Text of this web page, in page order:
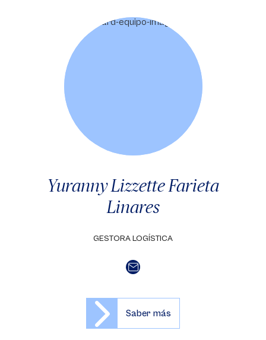
Yuranny Lizzette Farieta
Linares
GESTORA LOGÍSTICA
Saber más